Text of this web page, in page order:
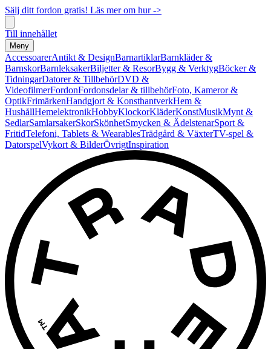
Sälj ditt fordon gratis! Läs mer om hur ->
Till innehållet
Meny
AccessoarerAntikt & DesignBarnartiklarBarnkläder &
BarnskorBarnleksakerBiljetter & ResorBygg & VerktygBöcker &
TidningarDatorer & TillbehörDVD &
VideofilmerFordonFordonsdelar & tillbehörFoto, Kameror &
OptikFrimärkenHandgjort & KonsthantverkHem &
HushållHemelektronikHobbyKlockorKläderKonstMusikMynt &
SedlarSamlarsakerSkorSkönhetSmycken & ÄdelstenarSport &
FritidTelefoni, Tablets & WearablesTrädgård & VäxterTV-spel &
DatorspelVykort & BilderÖvrigtInspiration